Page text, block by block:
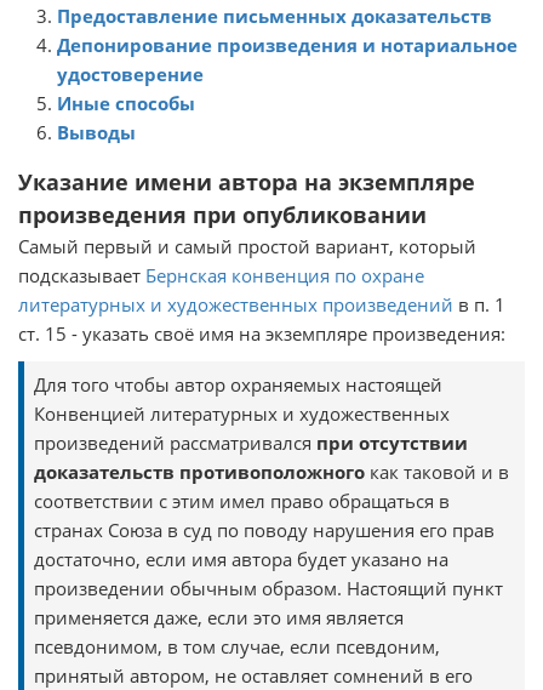
Предоставление письменных доказательств
Депонирование произведения и нотариальное
удостоверение
Иные способы
Выводы
Указание имени автора на экземпляре
произведения при опубликовании
Самый первый и самый простой вариант, который
подсказывает Бернская конвенция по охране
литературных и художественных произведений в п. 1
ст. 15 - указать своё имя на экземпляре произведения:
Для того чтобы автор охраняемых настоящей
Конвенцией литературных и художественных
произведений рассматривался при отсутствии
доказательств противоположногокак таковой и в
соответствии с этим имел право обращаться в
странах Союза в суд по поводу нарушения его прав
достаточно, если имя автора будет указано на
произведении обычным образом. Настоящий пункт
применяется даже, если это имя является
псевдонимом, в том случае, если псевдоним,
принятый автором, не оставляет сомнений в его